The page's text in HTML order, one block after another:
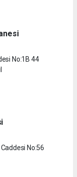
No:1B 44
No:56